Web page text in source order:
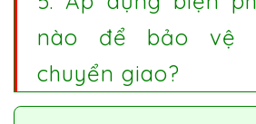
nào để bảo vệ
chuyển giao?